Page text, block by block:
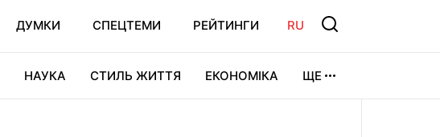
ДУМКИ СПЕЦТЕМИ РЕЙТИНГИ RU
НАУКА СТИЛЬ ЖИТТЯ ЕКОНОМІКА ЩЕ